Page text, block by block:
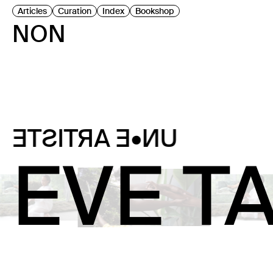
NON
Articles Curation Index Bookshop
UN•E ARTISTE
EVE